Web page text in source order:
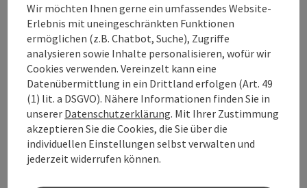
Kontakt
Anreise/Lage
Eignung
Barrierefreiheit
Wir möchten Ihnen gerne ein umfassendes Website-
Erlebnis mit uneingeschränkten Funktionen
ermöglichen (z.B. Chatbot, Suche), Zugriffe
analysieren sowie Inhalte personalisieren, wofür wir
Cookies verwenden. Vereinzelt kann eine
Datenübermittlung in ein Drittland erfolgen (Art. 49
(1) lit. a DSGVO). Nähere Informationen finden Sie in
unserer Datenschutzerklärung. Mit Ihrer Zustimmung
akzeptieren Sie die Cookies, die Sie über die
individuellen Einstellungen selbst verwalten und
jederzeit widerrufen können.